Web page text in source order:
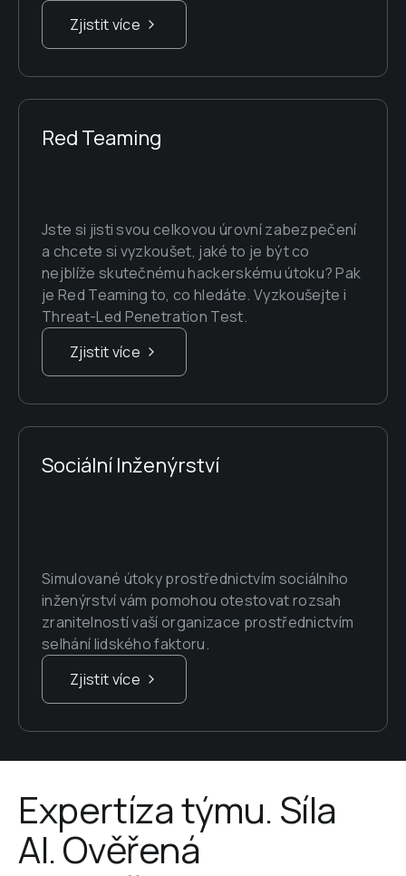
Zjistit více
Red Teaming
Jste si jisti svou celkovou úrovní zabezpečení
a chcete si vyzkoušet, jaké to je být co
nejblíže skutečnému hackerskému útoku? Pak
je Red Teaming to, co hledáte. Vyzkoušejte i
Threat-Led Penetration Test.
Zjistit více
Sociální Inženýrství
Simulované útoky prostřednictvím sociálního
inženýrství vám pomohou otestovat rozsah
zranitelností vaší organizace prostřednictvím
selhání lidského faktoru.
Zjistit více
Expertíza týmu. Síla
AI. Ověřená